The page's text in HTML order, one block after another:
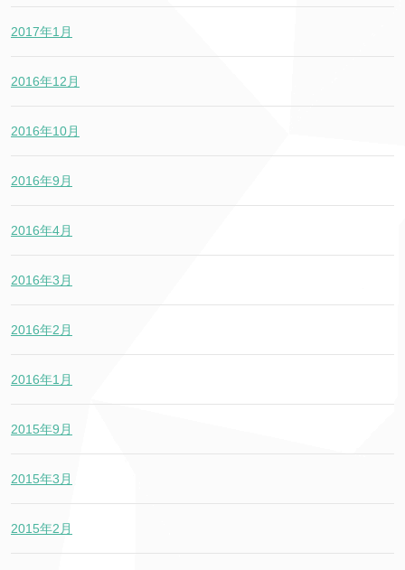
2017年1月
2016年12月
2016年10月
2016年9月
2016年4月
2016年3月
2016年2月
2016年1月
2015年9月
2015年3月
2015年2月